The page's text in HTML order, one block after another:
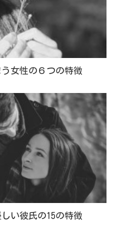
女性の６つの特徴
い彼氏の15の特徴